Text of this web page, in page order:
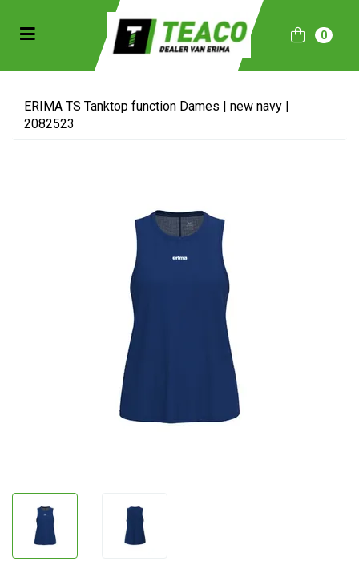
(Sportkleding)
(Collecties)
Toggle navigation 0
ERIMA TS Tanktop function Dames | new navy |
2082523